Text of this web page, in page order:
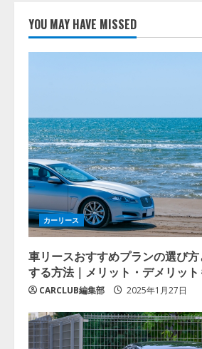
YOU MAY HAVE MISSED
カーリース
車リースおすすめプランの選び
する方法｜メリット・デメリット
CARCLUB編集部 2025年1月27日